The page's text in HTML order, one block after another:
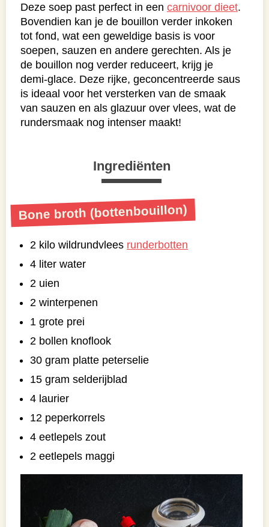
Deze soep past perfect in een carnivoor dieet.
Bovendien kan je de bouillon verder inkoken
tot fond, wat een geweldige basis is voor
soepen, sauzen en andere gerechten. Als je
de bouillon nog verder reduceert, krijg je
demi-glace. Deze rijke, geconcentreerde saus
is ideaal voor het versterken van de smaak
van sauzen en als glazuur over vlees, wat de
rundersmaak nog intenser maakt!
Ingrediënten
Bone broth (bottenbouillon)
2 kilo wildrundvlees runderbotten
4 liter water
2 uien
2 winterpenen
1 grote prei
2 bollen knoflook
30 gram platte peterselie
15 gram selderijblad
4 laurier
12 peperkorrels
4 eetlepels zout
2 eetlepels maggi